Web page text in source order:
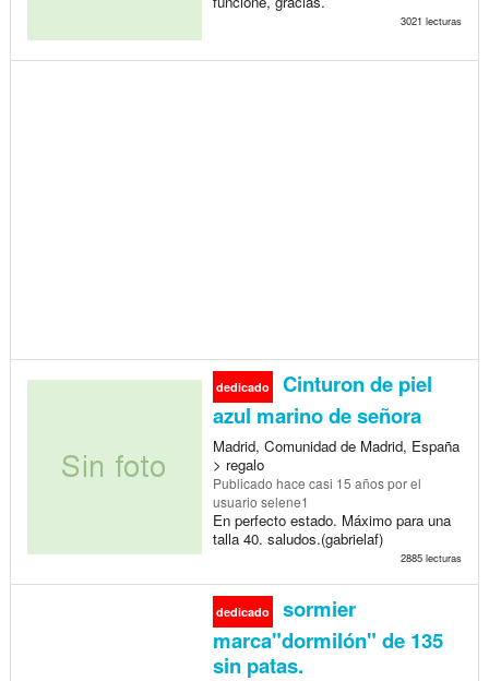
3021 lecturas
dedicado
Cinturon de piel
azul marino de señora
Madrid, Comunidad de Madrid, España
> regalo
Publicado hace casi 15 añospor el
usuario selene1
En perfecto estado. Máximo para una
talla 40. saludos.(gabrielaf)
2885 lecturas
dedicado
sormier
marca"dormilón" de 135
sin patas.